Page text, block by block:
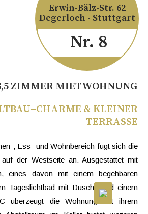
Erwin-Bälz-Str. 62
Degerloch - Stuttgart
Nr. 8
ZIMMER MIETWOHNUNG
& KLEINER
TERRASSE
, Ess- und Wohnbereich fügt sich die
der Westseite an. Ausgestattet mit
eines davon mit einem begehbaren
Tageslichtbad mit Dusche und einem
überzeugt die Wohnung mit ihrem